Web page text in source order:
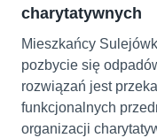
charytatywnych
Mieszkańcy
pozbycie się
rozwiązań jest
funkcjonalnych
organizacji